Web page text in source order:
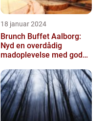
18 januar 2024
Brunch Buffet Aalborg:
Nyd en overdådig
madoplevelse med gode